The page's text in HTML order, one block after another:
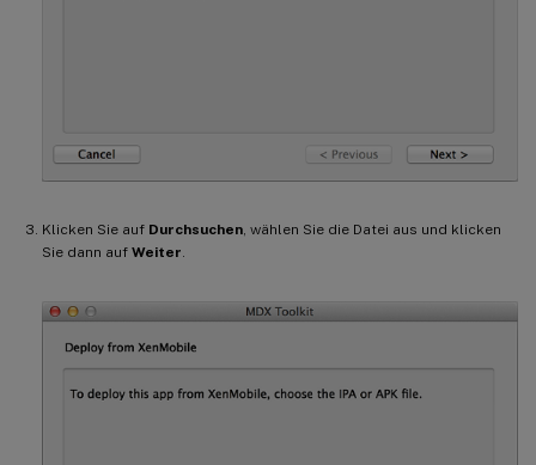
Klicken Sie auf Durchsuchen, wählen Sie die Datei aus und klicken
Sie dann auf Weiter.